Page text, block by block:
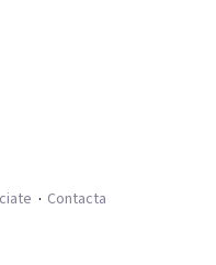
Contacta